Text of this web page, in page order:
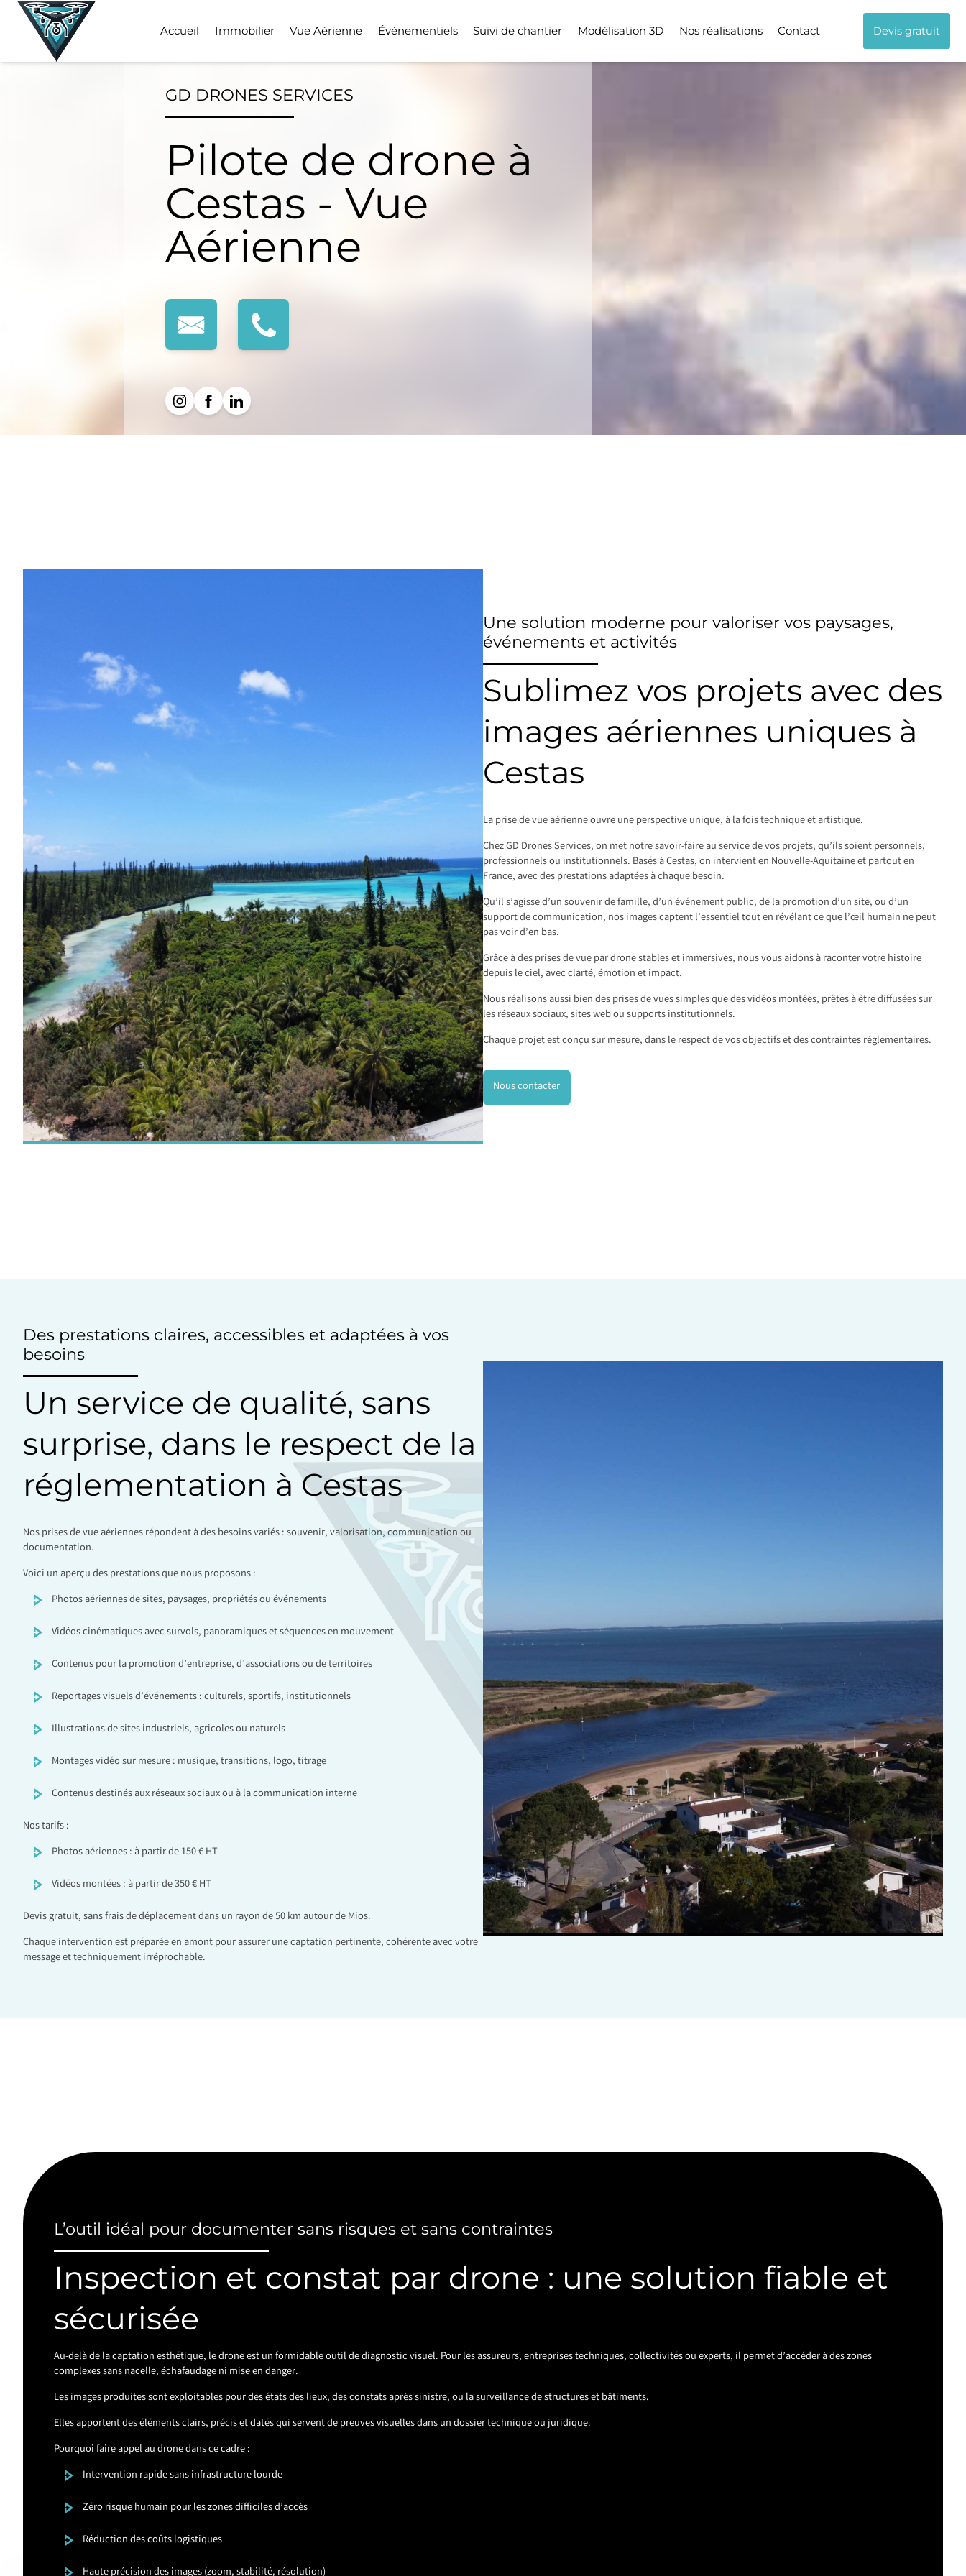
Skip
Accueil Immobilier Vue Aérienne Événementiels Suivi de chantier Modélisation 3D Nos réalisations Contact Devis gratuit
GD DRONES SERVICES
Pilote de drone à
Cestas - Vue
Aérienne
Une solution moderne pour valoriser vos paysages,
événements et activités
Sublimez vos projets avec des
images aériennes uniques à
Cestas
La prise de vue aérienne ouvre une perspective unique, à la fois technique et artistique.
Chez GD Drones Services, on met notre savoir-faire au service de vos projets, qu’ils soient personnels,
professionnels ou institutionnels. Basés à Cestas, on intervient en Nouvelle-Aquitaine et partout en
France, avec des prestations adaptées à chaque besoin.
Qu’il s’agisse d’un souvenir de famille, d’un événement public, de la promotion d’un site, ou d’un
support de communication, nos images captent l’essentiel tout en révélant ce que l’œil humain ne peut
pas voir d’en bas.
Grâce à des prises de vue par drone stables et immersives, nous vous aidons à raconter votre histoire
depuis le ciel, avec clarté, émotion et impact.
Nous réalisons aussi bien des prises de vues simples que des vidéos montées, prêtes à être diffusées sur
les réseaux sociaux, sites web ou supports institutionnels.
Chaque projet est conçu sur mesure, dans le respect de vos objectifs et des contraintes réglementaires.
Nous contacter
Des prestations claires, accessibles et adaptées à vos
besoins
Un service de qualité, sans
surprise, dans le respect de la
réglementation à Cestas
Nos prises de vue aériennes répondent à des besoins variés : souvenir, valorisation, communication ou
documentation.
Voici un aperçu des prestations que nous proposons :
Photos aériennes de sites, paysages, propriétés ou événements
Vidéos cinématiques avec survols, panoramiques et séquences en mouvement
Contenus pour la promotion d’entreprise, d’associations ou de territoires
Reportages visuels d’événements : culturels, sportifs, institutionnels
Illustrations de sites industriels, agricoles ou naturels
Montages vidéo sur mesure : musique, transitions, logo, titrage
Contenus destinés aux réseaux sociaux ou à la communication interne
Nos tarifs :
Photos aériennes : à partir de 150 € HT
Vidéos montées : à partir de 350 € HT
Devis gratuit, sans frais de déplacement dans un rayon de 50 km autour de Mios.
Chaque intervention est préparée en amont pour assurer une captation pertinente, cohérente avec votre
message et techniquement irréprochable.
L’outil idéal pour documenter sans risques et sans contraintes
Inspection et constat par drone : une solution fiable et
sécurisée
Au-delà de la captation esthétique, le drone est un formidable outil de diagnostic visuel. Pour les assureurs, entreprises techniques, collectivités ou experts, il permet d’accéder à des zones
complexes sans nacelle, échafaudage ni mise en danger.
Les images produites sont exploitables pour des états des lieux, des constats après sinistre, ou la surveillance de structures et bâtiments.
Elles apportent des éléments clairs, précis et datés qui servent de preuves visuelles dans un dossier technique ou juridique.
Pourquoi faire appel au drone dans ce cadre :
Intervention rapide sans infrastructure lourde
Zéro risque humain pour les zones difficiles d’accès
Réduction des coûts logistiques
Haute précision des images (zoom, stabilité, résolution)